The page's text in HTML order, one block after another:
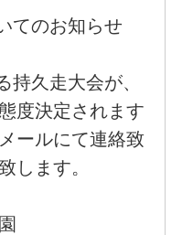
てのお知らせ
持久走大会が、
度決定されます
ールにて連絡致
します。